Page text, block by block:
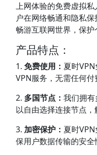
上网体验的免费虚拟
户在网络畅通和隐私
畅游互联网世界，保护
产品特点：
1. 免费使用： 夏时
VPN服务，无需任何付
2. 多国节点： 我们拥
以自由选择连接节点，
3. 加密保护： 夏时
保用户数据传输的安全